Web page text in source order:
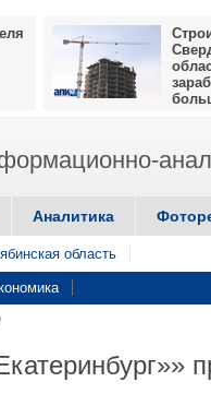
Аналитика
область